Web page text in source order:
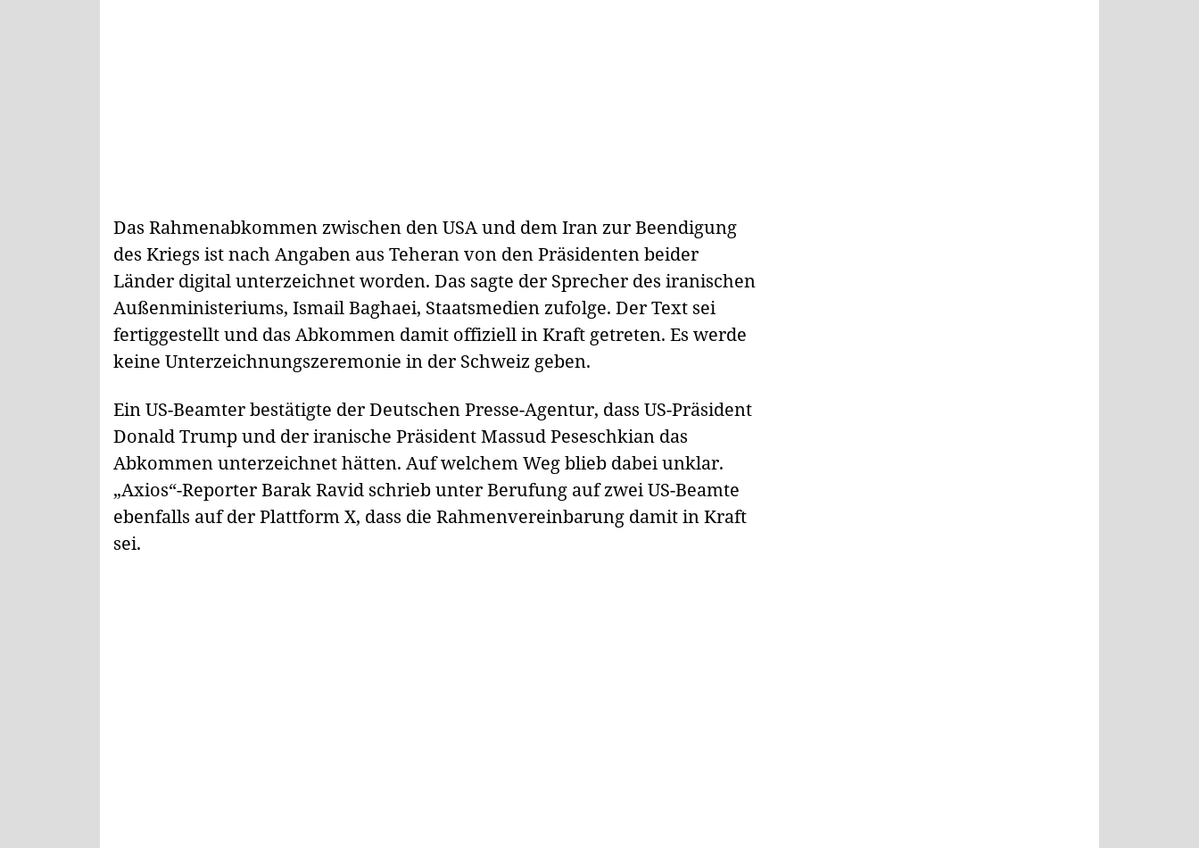
Das Rahmenabkommen zwischen den USA und dem Iran zur Beendigung
des Kriegs ist nach Angaben aus Teheran von den Präsidenten beider
Länder digital unterzeichnet worden. Das sagte der Sprecher des iranischen
Außenministeriums, Ismail Baghaei, Staatsmedien zufolge. Der Text sei
fertiggestellt und das Abkommen damit offiziell in Kraft getreten. Es werde
keine Unterzeichnungszeremonie in der Schweiz geben.
Ein US-Beamter bestätigte der Deutschen Presse-Agentur, dass US-Präsident
Donald Trump und der iranische Präsident Massud Peseschkian das
Abkommen unterzeichnet hätten. Auf welchem Weg blieb dabei unklar.
„Axios“-Reporter Barak Ravid schrieb unter Berufung auf zwei US-Beamte
ebenfalls auf der Plattform X, dass die Rahmenvereinbarung damit in Kraft
sei.